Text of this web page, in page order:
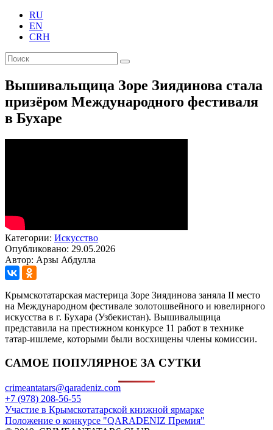
RU
EN
CRH
Вышивальщица Зоре Зиядинова стала
призёром Международного фестиваля
в Бухаре
Категории: Искусство
Опубликовано: 29.05.2026
Автор: Арзы Абдулла
Крымскотатарская мастерица Зоре Зиядинова заняла II место
на Международном фестивале золотошвейного и ювелирного
искусства в г. Бухара (Узбекистан). Вышивальщица
представила на престижном конкурсе 11 работ в технике
татар-ишлеме, которыми были восхищены члены комиссии.
САМОЕ ПОПУЛЯРНОЕ ЗА СУТКИ
crimeantatars@qaradeniz.com
+7 (978) 208-56-55
Участие в Крымскотатарской книжной ярмарке
Положение о конкурсе "QARADENIZ Премия"